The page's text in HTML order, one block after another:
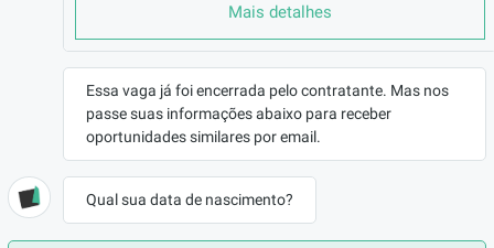
tratativas de vendas, bem como na dinâmica
do trabalho diariamente,  a fim de que possa
obter ganhos expressivos em pouco tempo.
PORQUE TRABALHAR AQUI
Treinamentos e capacitação.
Altos ganhos.
Aprenda uma nova profissão e mude de vida.
Mais detalhes
Essa vaga já foi encerrada pelo contratante. Mas nos
passe suas informações abaixo para receber
oportunidades similares por email.
Qual sua data de nascimento?